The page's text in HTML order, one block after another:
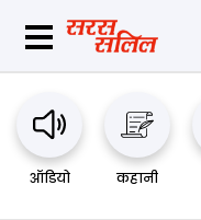
ऑडियो कहानी